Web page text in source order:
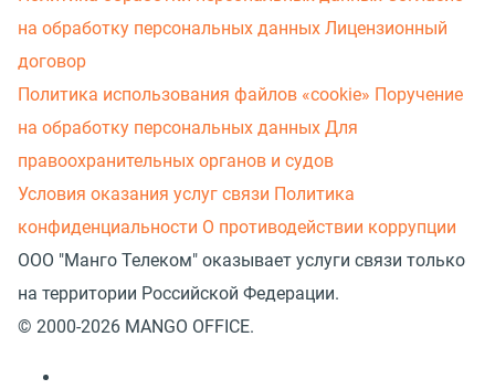
на обработку персональных данных Лицензионный
договор
Политика использования файлов «cookie» Поручение
на обработку персональных данных Для
правоохранительных органов и судов
Условия оказания услуг связи Политика
конфиденциальности О противодействии коррупции
ООО "Манго Телеком" оказывает услуги связи только
на территории Российской Федерации.
© 2000-2026 MANGO OFFICE.